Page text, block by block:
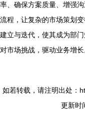
率、确保方案质量、增强
流程，让复杂的市场策划
建立与迭代，使其成为部
对市场挑战，驱动业务增长
如若转载，请注明出处：
更新时